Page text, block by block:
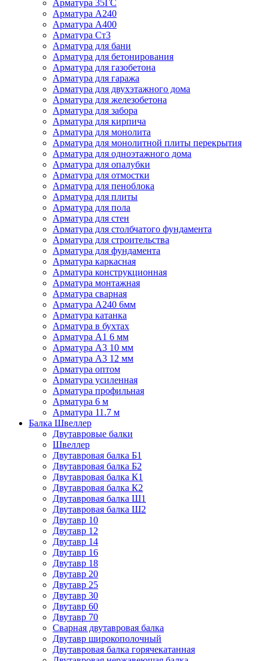
Арматура 35ГС
Арматура А240
Арматура А400
Арматура Ст3
Арматура для бани
Арматура для бетонирования
Арматура для газобетона
Арматура для гаража
Арматура для двухэтажного дома
Арматура для железобетона
Арматура для забора
Арматура для кирпича
Арматура для монолита
Арматура для монолитной плиты перекрытия
Арматура для одноэтажного дома
Арматура для опалубки
Арматура для отмостки
Арматура для пеноблока
Арматура для плиты
Арматура для пола
Арматура для стен
Арматура для столбчатого фундамента
Арматура для строительства
Арматура для фундамента
Арматура каркасная
Арматура конструкционная
Арматура монтажная
Арматура сварная
Арматура А240 6мм
Арматура катанка
Арматура в бухтах
Арматура А1 6 мм
Арматура А3 10 мм
Арматура А3 12 мм
Арматура оптом
Арматура усиленная
Арматура профильная
Арматура 6 м
Арматура 11.7 м
Балка Швеллер
Двутавровые балки
Швеллер
Двутавровая балка Б1
Двутавровая балка Б2
Двутавровая балка К1
Двутавровая балка К2
Двутавровая балка Ш1
Двутавровая балка Ш2
Двутавр 10
Двутавр 12
Двутавр 14
Двутавр 16
Двутавр 18
Двутавр 20
Двутавр 25
Двутавр 30
Двутавр 60
Двутавр 70
Сварная двутавровая балка
Двутавр широкополочный
Двутавровая балка горячекатанная